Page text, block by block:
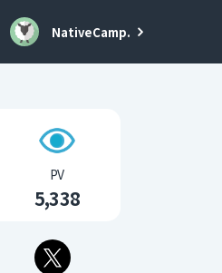
NativeCamp.
PV
5,338